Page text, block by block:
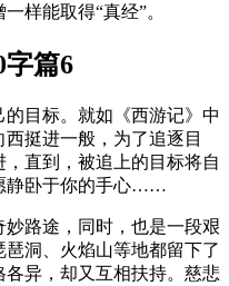
样能取得“真经”。
字篇6
目标。就如《西游记》中
挺进一般，为了追逐目
直到，被追上的目标将自
静卧于你的手心……
路途，同时，也是一段艰
洞、火焰山等地都留下了
异，却又互相扶持。慈悲